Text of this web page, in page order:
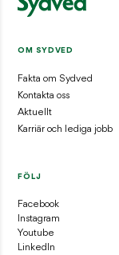
OM SYDVED
Fakta om Sydved
Kontakta oss
Aktuellt
Karriär och lediga jobb
FÖLJ
Facebook
Instagram
Youtube
LinkedIn